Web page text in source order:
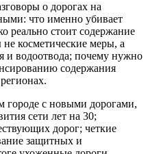
о дорогах на
что именно убивает
реально стоит содержание
косметические меры, а
и водоотвода; почему нужно
содержания
городе с новыми дорогами,
сети лет на 30;
дорог; четкие
защитных и